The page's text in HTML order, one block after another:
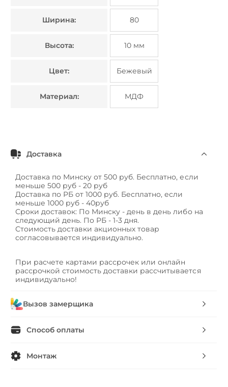
Доставка
Доставка по Минску от 500 руб. Бесплатно, если
меньше 500 руб - 20 руб
Доставка по РБ от 1000 руб. Бесплатно, если
меньше 1000 руб - 40руб
Сроки доставок: По Минску - день в день либо на
следующий день. По РБ - 1-3 дня.
Стоимость доставки акционных товар
согласовывается индивидуально.
При расчете картами рассрочек или онлайн
рассрочкой стоимость доставки рассчитывается
индивидуально!
Вызов замерщика
Способ оплаты
Монтаж
Ширина: 80
Высота: 10 мм
Цвет: Бежевый
Материал: МДФ